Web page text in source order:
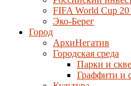
FIFA World Cup
Эко-Берег
Город
АрхиНегатив
Городская среда
Парки и
Граффити и